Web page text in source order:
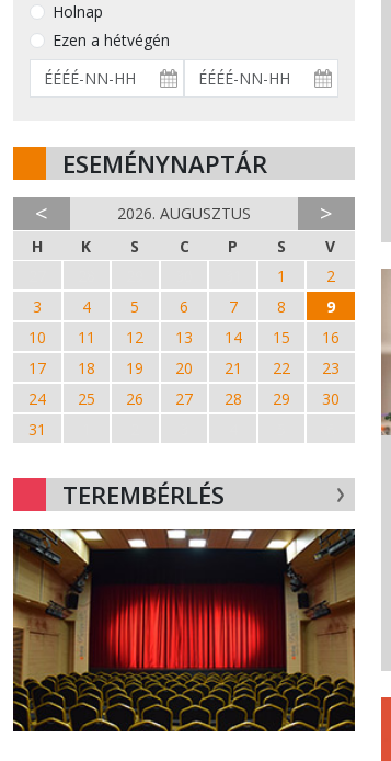
Holnap
Ezen a hétvégén
ESEMÉNYNAPTÁR
< 2026. AUGUSZTUS >
H K S C P S
V
1
2
3
4 5 6 7 8
9
10
11 12 13 14 15
16
17
18 19 20 21 22
23
24
25 26 27 28 29
30
31
TEREMBÉRLÉS